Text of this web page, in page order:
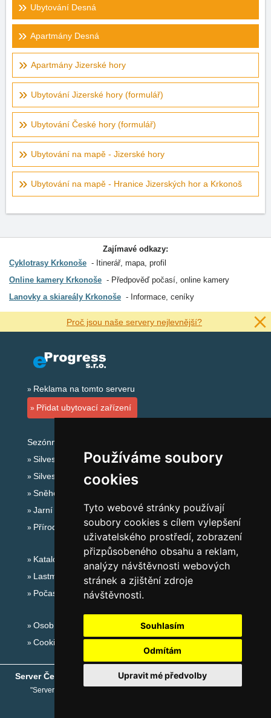
Používáme soubory
cookies
Tyto webové stránky používají
soubory cookies s cílem vylepšení
uživatelského prostředí, zobrazení
přizpůsobeného obsahu a reklam,
analýzy návštěvnosti webových
stránek a zjištění zdroje
návštěvnosti.
Souhlasím
Odmítám
Upravit mé předvolby
Ubytování Desná
Apartmány Desná
Apartmány Jizerské hory
Ubytování Jizerské hory (formulář)
Ubytování České hory (formulář)
Ubytování na mapě - Jizerské hory
Ubytování na mapě - Hranice Jizerských hor a Krkonoš
Zajímavé odkazy:
Cyklotrasy Krkonoše
Itinerář, mapa, profil
Online kamery Krkonoše
Předpověď počasí, online kamery
Lanovky a skiareály Krkonoše
Informace, ceníky
Proč jsou naše servery nejlevnější?
Reklama na tomto serveru
Přidat ubytovací zařízení
Sezónní odkazy:
Silvester Jizerské hory
Silvestr na horách 2025/26
Sněhové zpravodajství
Jarní prázdniny 2027
Přírodní koupaliště
Katalog ubytování Jizerské hory
Lastminute Jizerské hory
Počasí na horách
Osobní údaje
Cookies
Server České hory ® - Copyright © 1999-2026 eProgress s.r.o.
"Server České hory" je registrovaná obchodní známka společnosti